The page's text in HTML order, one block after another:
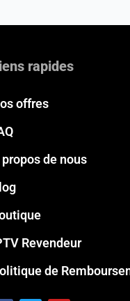
rapides
offres
propos de nous
Revendeur
de